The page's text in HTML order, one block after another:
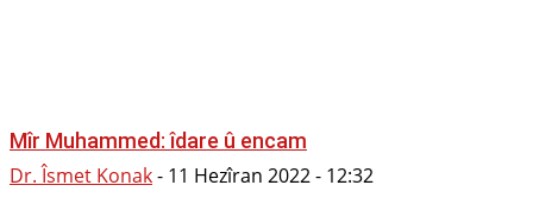
Mîr Muhammed: îdare û encam
Dr. Îsmet Konak- 11 Hezîran 2022 - 12:32